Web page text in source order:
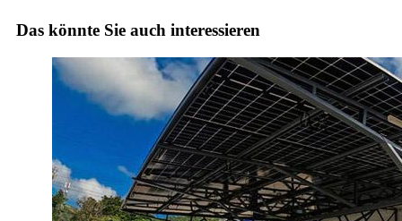
Das könnte Sie auch interessieren